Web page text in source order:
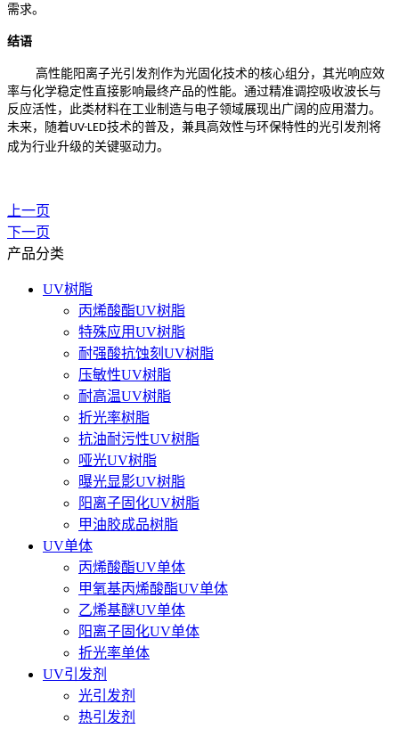
需求。
结语
高性能阳离子光引发剂作为光固化技术的核心组分，其光响应效
率与化学稳定性直接影响最终产品的性能。通过精准调控吸收波长与
反应活性，此类材料在工业制造与电子领域展现出广阔的应用潜力。
未来，随着UV-LED技术的普及，兼具高效性与环保特性的光引发剂将
成为行业升级的关键驱动力。
上一页
下一页
产品分类
UV树脂
丙烯酸酯UV树脂
特殊应用UV树脂
耐强酸抗蚀刻UV树脂
压敏性UV树脂
耐高温UV树脂
折光率树脂
抗油耐污性UV树脂
哑光UV树脂
曝光显影UV树脂
阳离子固化UV树脂
甲油胶成品树脂
UV单体
丙烯酸酯UV单体
甲氧基丙烯酸酯UV单体
乙烯基醚UV单体
阳离子固化UV单体
折光率单体
UV引发剂
光引发剂
热引发剂